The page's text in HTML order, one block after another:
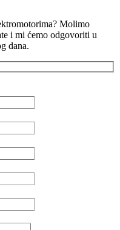
Molimo
i mi ćemo odgovoriti u
dana.